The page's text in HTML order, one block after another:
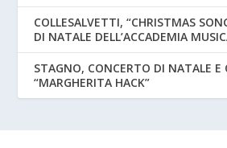
COLLESALVETTI, “CHRISTMAS
DI NATALE DELL’ACCADEMIA
STAGNO, CONCERTO DI NATALE E
“MARGHERITA HACK”